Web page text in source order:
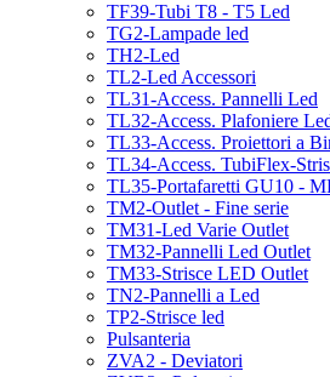
TF39-Tubi T8 - T5 Led
TG2-Lampade led
TH2-Led
TL2-Led Accessori
TL31-Access. Pannelli Led
TL32-Access. Plafoniere
TL33-Access. Proiettori a
TL34-Access. TubiFlex-
TL35-Portafaretti GU10 -
TM2-Outlet - Fine serie
TM31-Led Varie Outlet
TM32-Pannelli Led Outlet
TM33-Strisce LED Outlet
TN2-Pannelli a Led
TP2-Strisce led
Pulsanteria
ZVA2 - Deviatori